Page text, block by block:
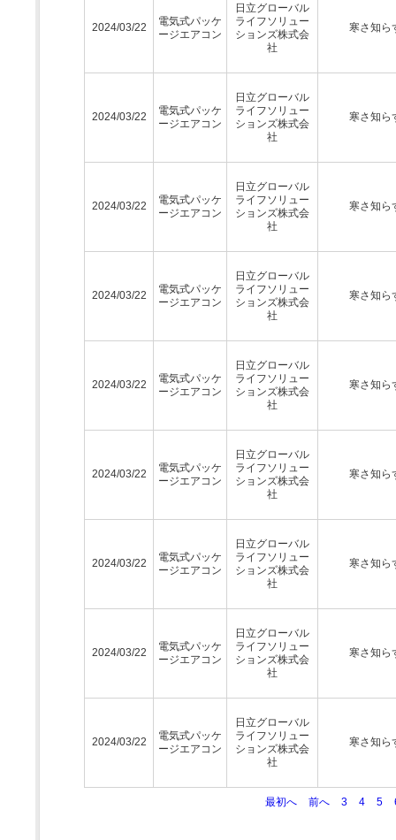
2024/03/22
電気式パッケ
ージエアコン
日立グローバル
ライフソリュー
ションズ株式会
社
寒さ知ら
2024/03/22
電気式パッケ
ージエアコン
日立グローバル
ライフソリュー
ションズ株式会
社
寒さ知ら
2024/03/22
電気式パッケ
ージエアコン
日立グローバル
ライフソリュー
ションズ株式会
社
寒さ知ら
2024/03/22
電気式パッケ
ージエアコン
日立グローバル
ライフソリュー
ションズ株式会
社
寒さ知ら
2024/03/22
電気式パッケ
ージエアコン
日立グローバル
ライフソリュー
ションズ株式会
社
寒さ知ら
2024/03/22
電気式パッケ
ージエアコン
日立グローバル
ライフソリュー
ションズ株式会
社
寒さ知ら
2024/03/22
電気式パッケ
ージエアコン
日立グローバル
ライフソリュー
ションズ株式会
社
寒さ知ら
2024/03/22
電気式パッケ
ージエアコン
日立グローバル
ライフソリュー
ションズ株式会
社
寒さ知ら
2024/03/22
電気式パッケ
ージエアコン
日立グローバル
ライフソリュー
ションズ株式会
社
寒さ知ら
最初へ 前へ 3 4 5